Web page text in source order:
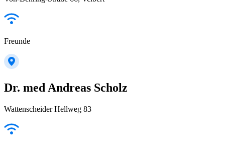
Freunde
Dr. med Andreas Scholz
Wattenscheider Hellweg 83